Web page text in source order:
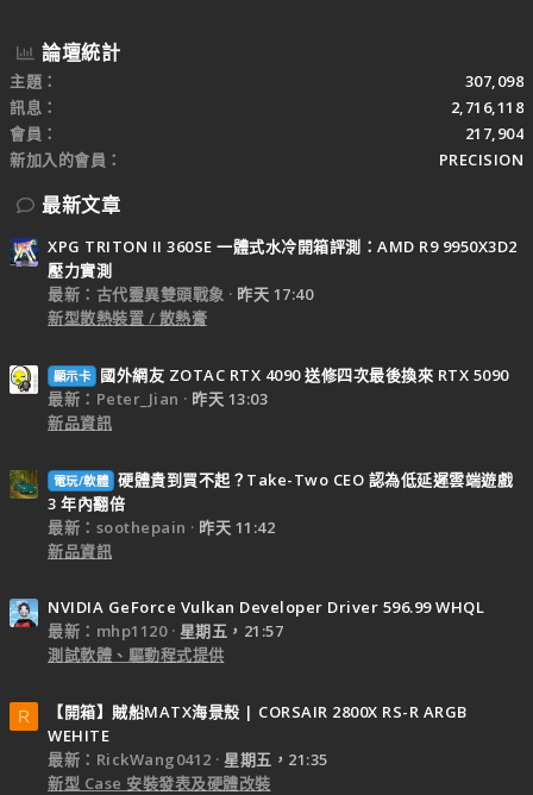
論壇統計
主題
307,098
訊息
2,716,118
會員
217,904
新加入的會員
PRECISION
最新文章
XPG TRITON II 360SE 一體式水冷開箱評測：AMD R9 9950X3D2
壓力實測
最新：古代靈異雙頭戰象
昨天 17:40
新型散熱裝置 / 散熱膏
顯示卡
國外網友 ZOTAC RTX 4090 送修四次最後換來 RTX 5090
最新：Peter_Jian
昨天 13:03
新品資訊
電玩/軟體 硬體貴到買不起？Take-Two CEO 認為低延遲雲端遊戲
3 年內翻倍
最新：soothepain
昨天 11:42
新品資訊
NVIDIA GeForce Vulkan Developer Driver 596.99 WHQL
最新：mhp1120
星期五，21:57
測試軟體、驅動程式提供
R
【開箱】賊船MATX海景殼 | CORSAIR 2800X RS-R ARGB
WEHITE
最新：RickWang0412
星期五，21:35
新型 Case 安裝發表及硬體改裝